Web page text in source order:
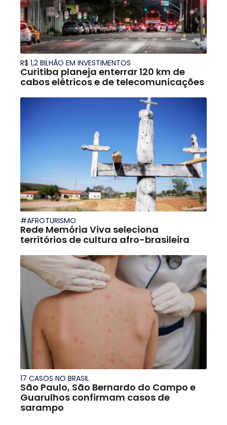
R$ 1,2 BILHÃO EM INVESTIMENTOS
Curitiba planeja enterrar 120 km de
cabos elétricos e de telecomunicações
#AFROTURISMO
Rede Memória Viva seleciona
territórios de cultura afro-brasileira
17 CASOS NO BRASIL
São Paulo, São Bernardo do Campo e
Guarulhos confirmam casos de
sarampo